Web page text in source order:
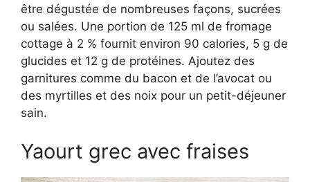
être dégustée de nombreuses façons, sucrées
ou salées. Une portion de 125 ml de fromage
cottage à 2 % fournit environ 90 calories, 5 g de
glucides et 12 g de protéines. Ajoutez des
garnitures comme du bacon et de l’avocat ou
des myrtilles et des noix pour un petit-déjeuner
sain.
Yaourt grec avec fraises